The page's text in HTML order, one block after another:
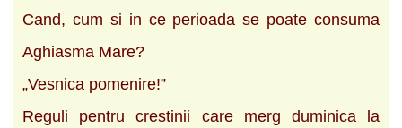
Cand, cum si in ce perioada se poate consuma
Aghiasma Mare?
„Vesnica pomenire!”
Reguli pentru crestinii care merg duminica la